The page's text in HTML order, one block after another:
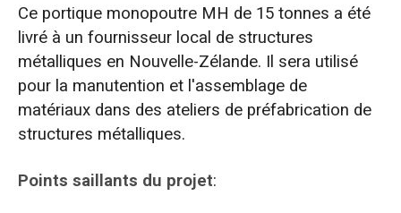
Ce portique monopoutre MH de 15 tonnes a été
livré à un fournisseur local de structures
métalliques en Nouvelle-Zélande. Il sera utilisé
pour la manutention et l'assemblage de
matériaux dans des ateliers de préfabrication de
structures métalliques.
Points saillants du projet: